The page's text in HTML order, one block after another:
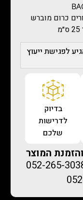
כרום מוברש
לפגישת ייעוץ
בדיוק
לדרישות
שלכם
המוצר
052-265-